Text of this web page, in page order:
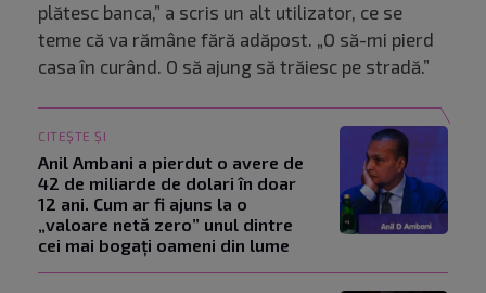
plătesc banca,” a scris un alt utilizator, ce se
teme că va rămâne fără adăpost. „O să-mi pierd
casa în curând. O să ajung să trăiesc pe stradă.”
CITEȘTE ȘI
Anil Ambani a pierdut o avere de
42 de miliarde de dolari în doar
12 ani. Cum ar fi ajuns la o
„valoare netă zero” unul dintre
cei mai bogați oameni din lume